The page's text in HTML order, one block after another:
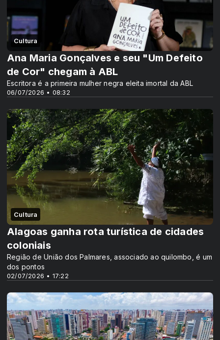
Cultura
06/07/2026 • 08:32
Ana Maria Gonçalves e seu "Um Defeito
de Cor" chegam à ABL
Escritora é a primeira mulher negra eleita imortal da ABL
Cultura
02/07/2026 • 17:22
Alagoas ganha rota turística de cidades
coloniais
Região de União dos Palmares, associado ao quilombo, é um
dos pontos